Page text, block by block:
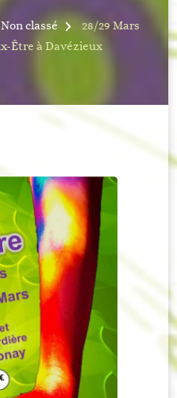
Non classé
28/29 Mars
Être à Davézieux